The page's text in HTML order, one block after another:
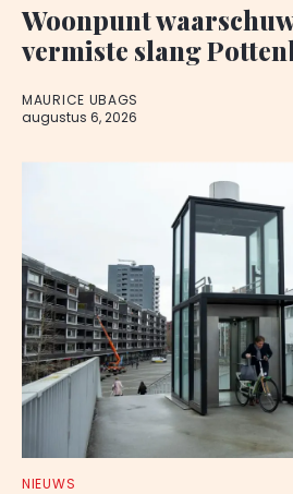
Woonpunt
vermiste slang
MAURICE UBAGS
augustus 6, 2026
NIEUWS